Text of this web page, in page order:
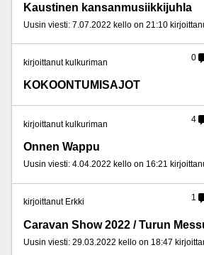
Kaustinen kansanmusiikkijuhla
kirjoittanut kulkuriman 0
KOKOONTUMISAJOT
kirjoittanut kulkuriman 4
Onnen Wappu
Uusin viesti: 4.04.2022 kello on 16:21
kirjoittanut Erkki 1